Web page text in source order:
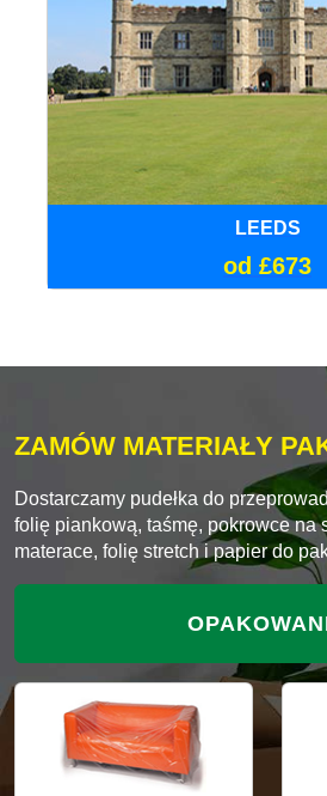
LEEDS
od £673
ZAMÓW MATERIAŁY
Dostarczamy pudełka do
folię piankową, taśmę, pokrowce na
materace, folię stretch i papier do